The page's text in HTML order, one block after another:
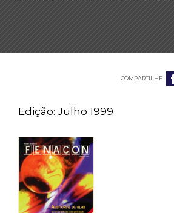
COMPARTILHE
Edição: Julho 1999